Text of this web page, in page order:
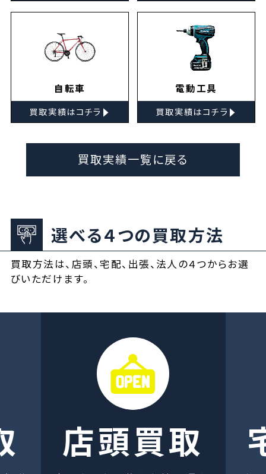
自転車
買取実績はコチラ ▸
電動工具
買取実績はコチラ ▸
買取実績一覧に戻る
選べる４つの買取方法
買取方法は、店頭、宅配、出張、法人の４つからお選
びいただけます。
店頭買取